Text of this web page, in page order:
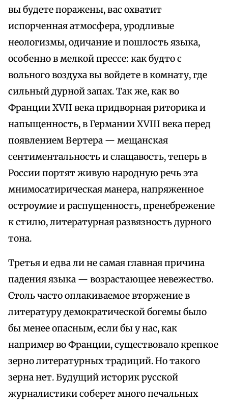
вы будете поражены, вас охватит
испорченная атмосфера, уродливые
неологизмы, одичание и пошлость языка,
особенно в мелкой прессе: как будто с
вольного воздуха вы войдете в комнату, где
сильный дурной запах. Так же, как во
Франции XVII века придворная риторика и
напыщенность, в Германии XVIII века перед
появлением Вертера — мещанская
сентиментальность и слащавость, теперь в
России портят живую народную речь эта
мнимосатирическая манера, напряженное
остроумие и распущенность, пренебрежение
к стилю, литературная развязность дурного
тона.
Третья и едва ли не самая главная причина
падения языка — возрастающее невежество.
Столь часто оплакиваемое вторжение в
литературу демократической богемы было
бы менее опасным, если бы у нас, как
например во Франции, существовало крепкое
зерно литературных традиций. Но такого
зерна нет. Будущий историк русской
журналистики соберет много печальных